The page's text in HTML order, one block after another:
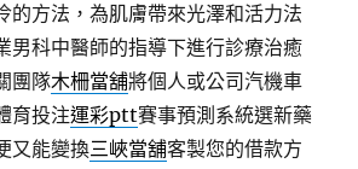
的方法，為肌膚帶來光澤和活力法
男科中醫師的指導下進行診療治癒
團隊木柵當舖將個人或公司汽機車
育投注運彩ptt賽事預測系統選新藥
又能變換三峽當舖客製您的借款方